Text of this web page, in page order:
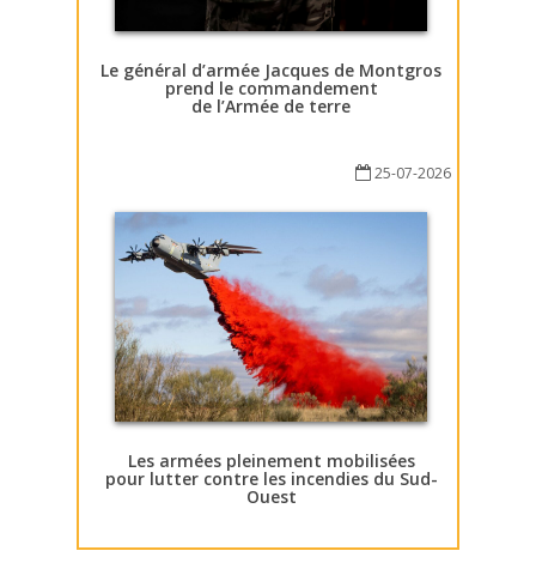
Le général d’armée Jacques de Montgros
prend le commandement
de l’Armée de terre
25-07-2026
Les armées pleinement mobilisées
pour lutter contre les incendies du Sud-
Ouest